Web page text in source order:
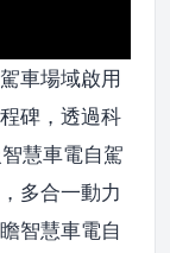
車場域啟用
碑，透過科
慧車電自駕
多合一動力
智慧車電自